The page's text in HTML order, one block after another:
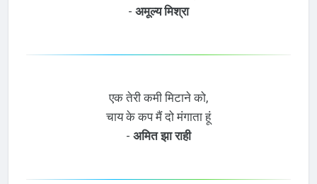
- अमूल्य मिश्रा
एक तेरी कमी मिटाने को,
चाय के कप मैं दो मंगाता हूं
- अमित झा राही